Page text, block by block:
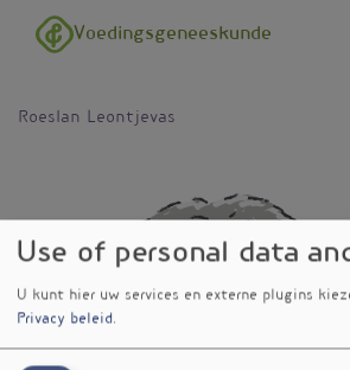
Overslaan en naar de inhoud gaan
Voedingsgeneeskunde
Roeslan Leontjevas
Use of personal data
U kunt hier uw services en externe plugins
Privacy beleid.